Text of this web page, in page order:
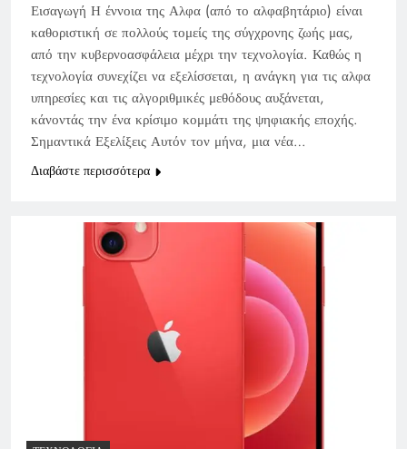
Εισαγωγή Η έννοια της Αλφα (από το αλφαβητάριο) είναι
καθοριστική σε πολλούς τομείς της σύγχρονης ζωής μας,
από την κυβερνοασφάλεια μέχρι την τεχνολογία. Καθώς η
τεχνολογία συνεχίζει να εξελίσσεται, η ανάγκη για τις αλφα
υπηρεσίες και τις αλγοριθμικές μεθόδους αυξάνεται,
κάνοντάς την ένα κρίσιμο κομμάτι της ψηφιακής εποχής.
Σημαντικά Εξελίξεις Αυτόν τον μήνα, μια νέα…
Διαβάστε περισσότερα